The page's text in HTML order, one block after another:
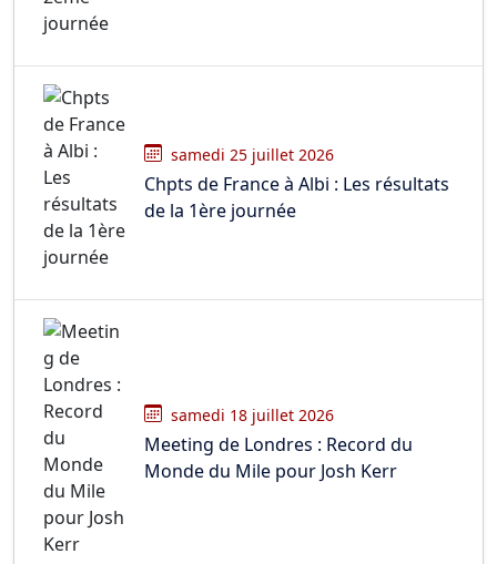
samedi 25 juillet 2026
Chpts de France à Albi : Les résultats
de la 1ère journée
samedi 18 juillet 2026
Meeting de Londres : Record du
Monde du Mile pour Josh Kerr